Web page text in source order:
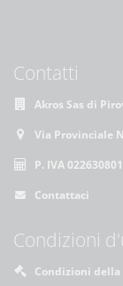
Contatti
Akros Sas di
Via Provinciale
P. IVA
Contattaci
Condizioni
Condizioni